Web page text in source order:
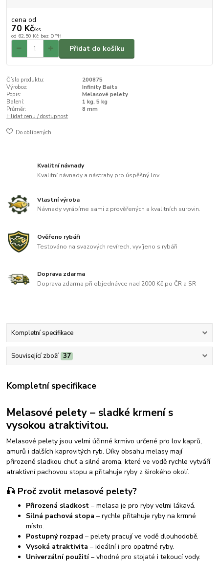
cena od
70 Kč/ks
od 62,50 Kč bez DPH
Přidat do košíku
Číslo produktu:
200875
Výrobce:
Infinity Baits
Popis:
Melasové pelety
Balení:
1 kg, 5 kg
Průměr:
8 mm
Hlídat cenu / dostupnost
Do oblíbených
Kvalitní návnady
Kvalitní návnady a nástrahy pro úspěšný lov
Vlastní výroba
Návnady vyrábíme sami z prověřených a kvalitních surovin.
Ověřeno rybáři
Testováno na svazových revírech, vyvíjeno s rybáři
Doprava zdarma
Doprava zdarma při objednávce nad 2000 Kč po ČR a SR
Kompletní specifikace
Související zboží 37
Kompletní specifikace
Melasové pelety – sladké krmení s
vysokou atraktivitou.
Melasové pelety jsou velmi účinné krmivo určené pro lov kaprů,
amurů i dalších kaprovitých ryb. Díky obsahu melasy mají
přirozeně sladkou chuť a silné aroma, které ve vodě rychle vytváří
atraktivní pachovou stopu a přitahuje ryby z širokého okolí.
🎣 Proč zvolit melasové pelety?
Přirozená sladkost – melasa je pro ryby velmi lákavá.
Silná pachová stopa – rychle přitahuje ryby na krmné
místo.
Postupný rozpad – pelety pracují ve vodě dlouhodobě.
Vysoká atraktivita – ideální i pro opatrné ryby.
Univerzální použití– vhodné pro stojaté i tekoucí vody.